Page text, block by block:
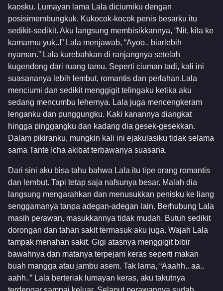
kaosku. Lumayan lama Lala diciumiku dengan
posisimembungkuk. Kukocok-kocok penis besarku itu
sedikit-sedikit. Aku langsung membisikkannya, “Nit, kita ke
kamarmu yuk..!” Lala menjawab, “Ayoo.. biarlebih
nyaman.” Lala kurebahkan di ranjangnya setelah
kugendong dari ruang tamu. Seperti ciuman tadi, kali ini
suasananya lebih lembut, romantis dan perlahan.Lala
menciumi dan sedikit menggigit telingaku ketika aku
sedang mencumbu lehernya. Lala juga mencengkeram
lenganku dan punggungku. Kaki kanannya diangkat
hingga pinggangku dan kadang dia gesek-gesekkan.
Dalam pikiranku, mungkin kali ini ejakulasiku tidak selama
sama Tante Icha akibat terbawanya suasana.
Dari sini aku bisa tahu bahwa Lala itu tipe orang romantis
dan lembut. Tapi tetap saja nafsunya besar. Malah dia
langsung mengarahkan dan menusukkan penisku ke liang
senggamanya tanpa adegan-adegan lain. Berhubung Lala
masih perawan, masukkannya tidak mudah. Butuh sedikit
dorongan dan tahan sakit termasuk aku juga. Wajah Lala
tampak menahan sakit. Gigi atasnya menggigit bibir
bawahnya dan matanya terpejam keras seperti makan
buah mangga atau jambu asem. Tak lama, “Aaahh.. aa..
aahh..” Lala berteriak lumayan keras, aku takutnya